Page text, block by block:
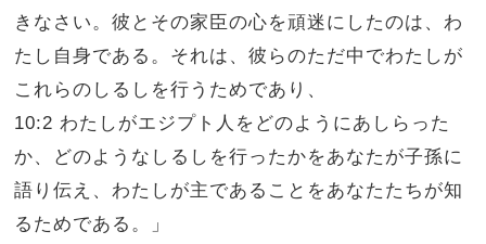
きなさい。彼とその家臣の心を頑迷にしたのは、わ
たし自身である。それは、彼らのただ中でわたしが
これらのしるしを行うためであり、
10:2 わたしがエジプト人をどのようにあしらった
か、どのようなしるしを行ったかをあなたが子孫に
語り伝え、わたしが主であることをあなたたちが知
るためである。」